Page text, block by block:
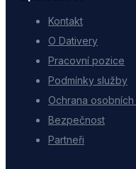
Kontakt
O Dativery
Pracovní pozice
Podmínky služby
Ochrana osobních
Bezpečnost
Partneři